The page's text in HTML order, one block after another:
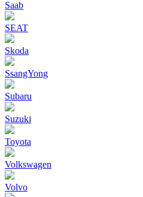
Saab
SEAT
Skoda
SsangYong
Subaru
Suzuki
Toyota
Volkswagen
Volvo